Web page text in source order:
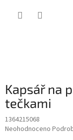
Kapsář na
tečkami
1364215068
Průměrné
Neohodnoceno